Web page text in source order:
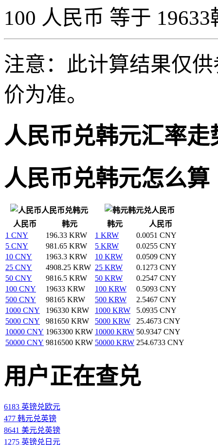
100 人民币 等于
注意：此计算结果仅
价为准。
人民币兑韩元汇率走
人民币兑韩元怎么算
人民币兑韩元
韩元兑人民币
人民币
韩元 韩元
人民币
1 CNY
196.33 KRW 1 KRW
0.0051 CNY
5 CNY
981.65 KRW 5 KRW
0.0255 CNY
10 CNY
1963.3 KRW 10 KRW
0.0509 CNY
25 CNY
4908.25 KRW 25 KRW
0.1273 CNY
50 CNY
9816.5 KRW 50 KRW
0.2547 CNY
100 CNY
19633 KRW 100 KRW
0.5093 CNY
500 CNY
98165 KRW 500 KRW
2.5467 CNY
1000 CNY
196330 KRW 1000 KRW
5.0935 CNY
5000 CNY
981650 KRW 5000 KRW
25.4673 CNY
10000 CNY 1963300 KRW 10000 KRW 50.9347 CNY
50000 CNY 9816500 KRW 50000 KRW 254.6733 CNY
用户正在查兑
6183 英镑兑欧元
477 韩元兑英镑
8641 美元兑英镑
1275 英镑兑日元